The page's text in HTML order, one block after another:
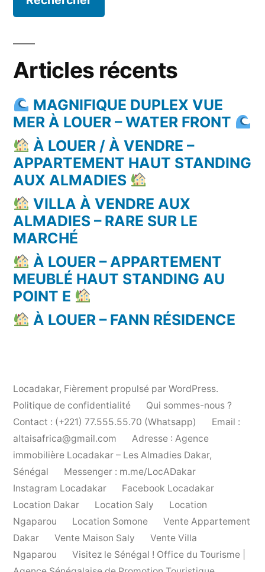
Articles récents
MAGNIFIQUE DUPLEX VUE
MER À LOUER – WATER FRONT
À LOUER / À VENDRE –
APPARTEMENT HAUT STANDING
AUX ALMADIES
VILLA À VENDRE AUX
ALMADIES – RARE SUR LE
MARCHÉ
À LOUER – APPARTEMENT
MEUBLÉ HAUT STANDING AU
POINT E
À LOUER – FANN RÉSIDENCE
Locadakar, Fièrement propulsé par WordPress.
Politique de confidentialité
Qui sommes-nous ?
Contact : (+221) 77.555.55.70 (Whatsapp)
Email :
altaisafrica@gmail.com
Adresse : Agence
immobilière Locadakar – Les Almadies Dakar,
Sénégal
Messenger : m.me/LocADakar
Instagram Locadakar
Facebook Locadakar
Location Dakar
Location Saly
Location
Ngaparou
Location Somone
Vente Appartement
Dakar
Vente Maison Saly
Vente Villa
Ngaparou
Visitez le Sénégal ! Office du Tourisme |